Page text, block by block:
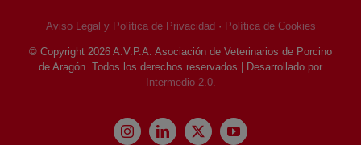
Aviso Legal y Política de Privacidad · Política de Cookies
© Copyright 2026 A.V.P.A. Asociación de Veterinarios de Porcino
de Aragón. Todos los derechos reservados | Desarrollado por
Intermedio 2.0.
InstagramLinkedIn
X YouTube